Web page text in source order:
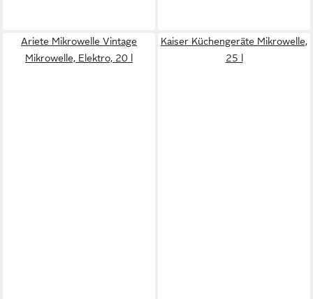
Ariete Mikrowelle Vintage
Mikrowelle, Elektro, 20 l
Kaiser Küchengeräte Mikrowelle,
25 l